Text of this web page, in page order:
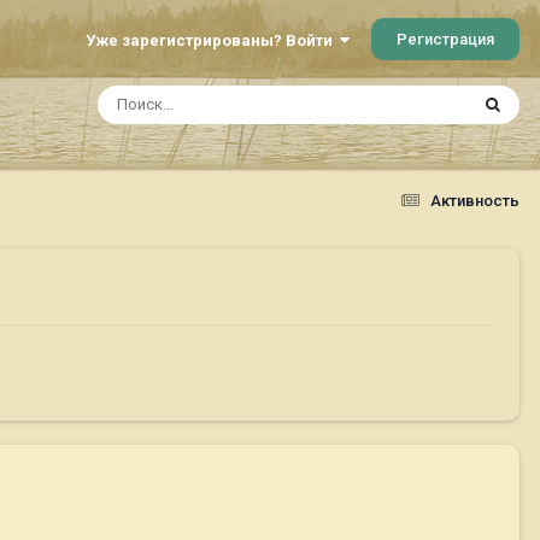
Уже зарегистрированы? Войти Регистрация
Активность